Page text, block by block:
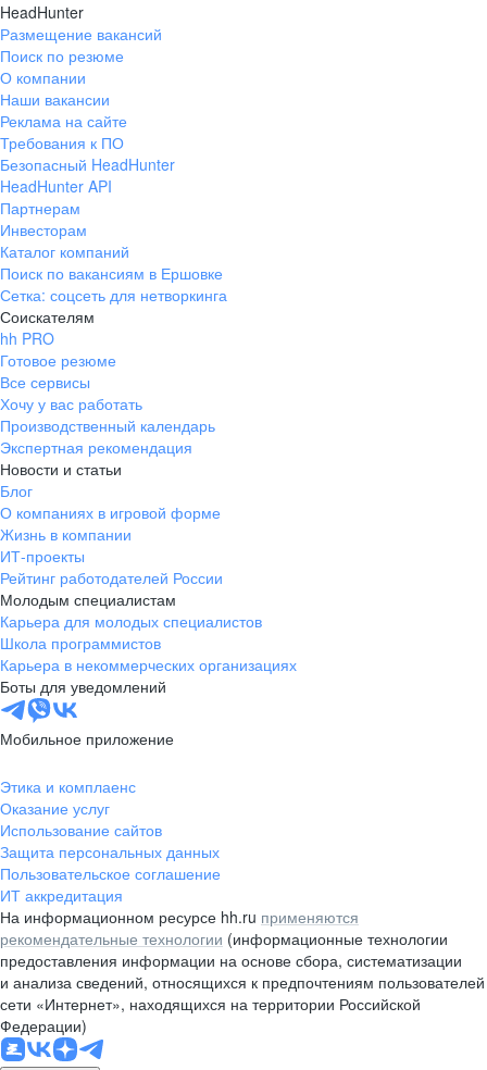
HeadHunter
Размещение вакансий
Поиск по резюме
О компании
Наши вакансии
Реклама на сайте
Требования к ПО
Безопасный HeadHunter
HeadHunter API
Партнерам
Инвесторам
Каталог компаний
Поиск по вакансиям в Ершовке
Сетка: соцсеть для нетворкинга
Соискателям
hh PRO
Готовое резюме
Все сервисы
Хочу у вас работать
Производственный календарь
Экспертная рекомендация
Новости и статьи
Блог
О компаниях в игровой форме
Жизнь в компании
ИТ-проекты
Рейтинг работодателей России
Молодым специалистам
Карьера для молодых специалистов
Школа программистов
Карьера в некоммерческих организациях
Боты для уведомлений
Мобильное приложение
Этика и комплаенс
Оказание услуг
Использование сайтов
Защита персональных данных
Пользовательское соглашение
ИТ аккредитация
На информационном ресурсе hh.ru применяются
рекомендательные технологии (информационные технологии
предоставления информации на основе сбора, систематизации
и анализа сведений, относящихся к предпочтениям пользователей
сети «Интернет», находящихся на территории Российской
Федерации)